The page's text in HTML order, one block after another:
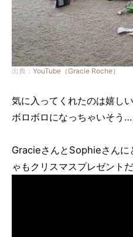
出典： YouTube（Gracie Roche）
気に入ってくれたのは嬉し
ボロボロになっちゃいそう…
GracieさんとSophieさんに
ゃもクリスマスプレゼント